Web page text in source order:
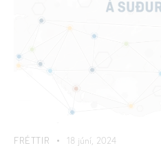
FRÉTTIR 18 júní, 2024